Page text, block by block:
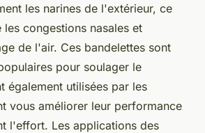
les narines de l'extérieur, ce
congestions nasales et
de l'air. Ces bandelettes sont
pour soulager le
également utilisées par les
vous améliorer leur performance
l'effort. Les applications des